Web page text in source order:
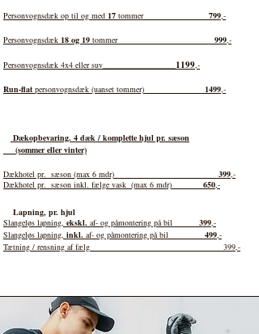
Personvognsdæk op til og med 17 tommer 799,-
Personvognsdæk 18 og 19 tommer 999,-
Personvognsdæk 4x4 eller suv__________________ 1199,-
Run-flat personvognsdæk (uanset tommer) 1499,-
Dækopbevaring. 4 dæk / komplette hjul pr. sæson
(sommer eller vinter)
Dækhotel pr. sæson (max 6 mdr) 399,-
Dækhotel pr. sæson inkl. fælge vask (max 6 mdr) 650,-
Lapning, pr. hjul
Slangeløs lapning, ekskl. af- og påmontering på bil 399,-
Slangeløs lapning, inkl. af- og påmontering på bil 499,-
Tætning / rensning af fælg 399,-